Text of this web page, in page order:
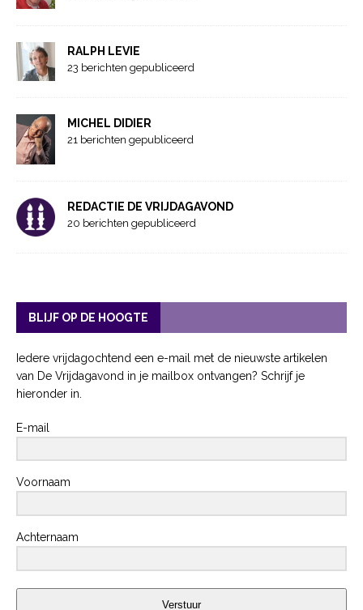
RALPH LEVIE
23 berichten gepubliceerd
MICHEL DIDIER
21 berichten gepubliceerd
REDACTIE DE VRIJDAGAVOND
20 berichten gepubliceerd
BLIJF OP DE HOOGTE
Iedere vrijdagochtend een e-mail met de nieuwste artikelen
van De Vrijdagavond in je mailbox ontvangen? Schrijf je
hieronder in.
E-mail
Voornaam
Achternaam
Verstuur